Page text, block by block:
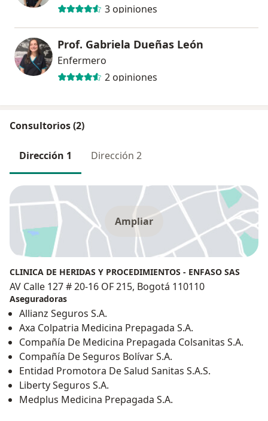
3 opiniones
Prof. Gabriela Dueñas León
Enfermero
2 opiniones
Consultorios (2)
Dirección 1 Dirección 2
Ampliar
CLINICA DE HERIDAS Y PROCEDIMIENTOS - ENFASO SAS
AV Calle 127 # 20-16 OF 215, Bogotá 110110
Aseguradoras
Allianz Seguros S.A.
Axa Colpatria Medicina Prepagada S.A.
Compañía De Medicina Prepagada Colsanitas S.A.
Compañía De Seguros Bolívar S.A.
Entidad Promotora De Salud Sanitas S.A.S.
Liberty Seguros S.A.
Medplus Medicina Prepagada S.A.